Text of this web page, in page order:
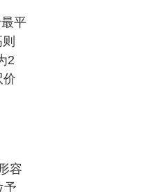
平
2
价
容
予